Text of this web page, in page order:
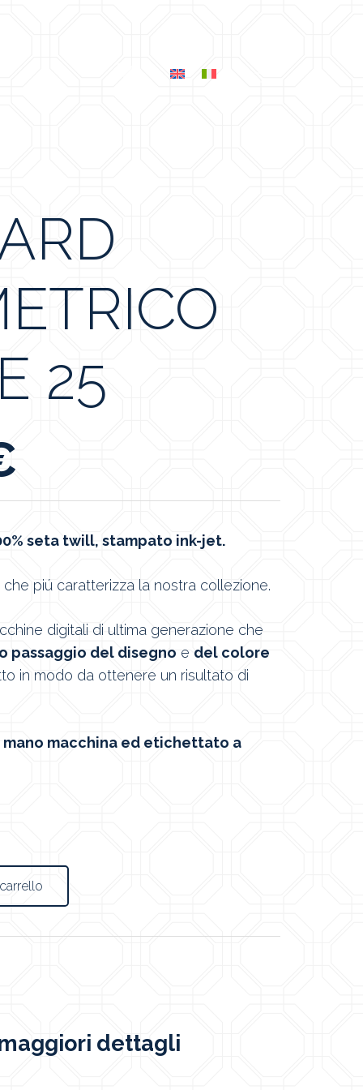
25
seta twill, stampato ink-jet.
che piú caratterizza la nostra collezione.
digitali di ultima generazione che
passaggio del disegno e del colore
in modo da ottenere un risultato di
macchina ed etichettato a
dettagli